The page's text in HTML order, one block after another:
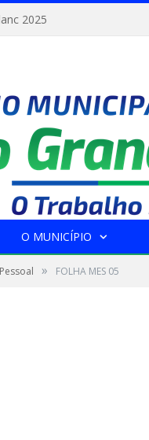
2025
O MUNICÍPIO
» FOLHA MES 05